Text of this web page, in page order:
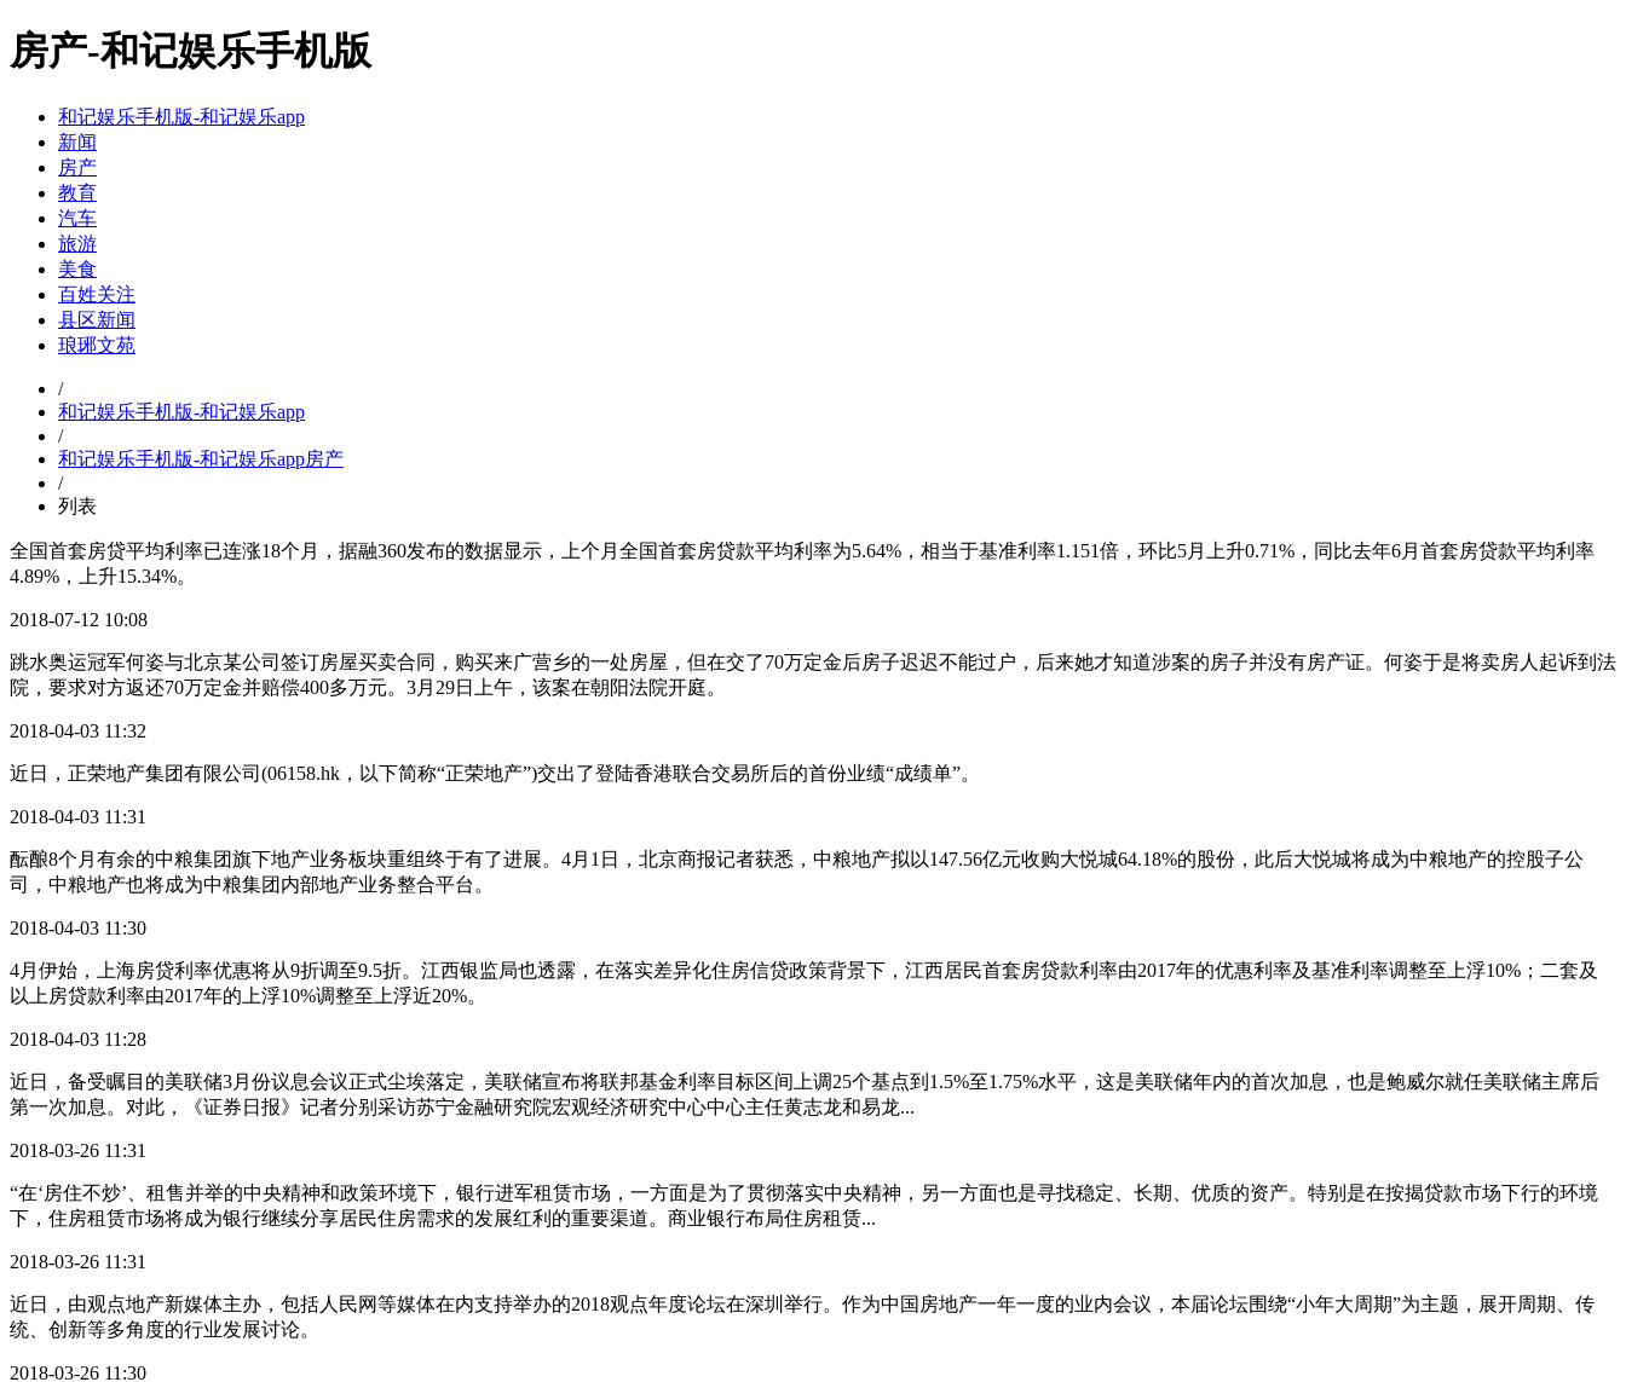
房产-和记娱乐手机版
和记娱乐手机版-和记娱乐app
新闻
房产
教育
汽车
旅游
美食
百姓关注
县区新闻
琅琊文苑
/
和记娱乐手机版-和记娱乐app
/
和记娱乐手机版-和记娱乐app房产
/
列表
全国首套房贷平均利率已连涨18个月，据融360发布的数据显示，上个月全国首套房贷款平均利率为5.64%，相当于基准利率1.151倍，环比5月上升0.71%，同比去年6月首套房贷款平均利率
4.89%，上升15.34%。
2018-07-12 10:08
跳水奥运冠军何姿与北京某公司签订房屋买卖合同，购买来广营乡的一处房屋，但在交了70万定金后房子迟迟不能过户，后来她才知道涉案的房子并没有房产证。何姿于是将卖房人起诉到法
院，要求对方返还70万定金并赔偿400多万元。3月29日上午，该案在朝阳法院开庭。
2018-04-03 11:32
近日，正荣地产集团有限公司(06158.hk，以下简称“正荣地产”)交出了登陆香港联合交易所后的首份业绩“成绩单”。
2018-04-03 11:31
酝酿8个月有余的中粮集团旗下地产业务板块重组终于有了进展。4月1日，北京商报记者获悉，中粮地产拟以147.56亿元收购大悦城64.18%的股份，此后大悦城将成为中粮地产的控股子公
司，中粮地产也将成为中粮集团内部地产业务整合平台。
2018-04-03 11:30
4月伊始，上海房贷利率优惠将从9折调至9.5折。江西银监局也透露，在落实差异化住房信贷政策背景下，江西居民首套房贷款利率由2017年的优惠利率及基准利率调整至上浮10%；二套及
以上房贷款利率由2017年的上浮10%调整至上浮近20%。
2018-04-03 11:28
近日，备受瞩目的美联储3月份议息会议正式尘埃落定，美联储宣布将联邦基金利率目标区间上调25个基点到1.5%至1.75%水平，这是美联储年内的首次加息，也是鲍威尔就任美联储主席后
第一次加息。对此，《证券日报》记者分别采访苏宁金融研究院宏观经济研究中心中心主任黄志龙和易龙...
2018-03-26 11:31
“在‘房住不炒’、租售并举的中央精神和政策环境下，银行进军租赁市场，一方面是为了贯彻落实中央精神，另一方面也是寻找稳定、长期、优质的资产。特别是在按揭贷款市场下行的环境
下，住房租赁市场将成为银行继续分享居民住房需求的发展红利的重要渠道。商业银行布局住房租赁...
2018-03-26 11:31
近日，由观点地产新媒体主办，包括人民网等媒体在内支持举办的2018观点年度论坛在深圳举行。作为中国房地产一年一度的业内会议，本届论坛围绕“小年大周期”为主题，展开周期、传
统、创新等多角度的行业发展讨论。
2018-03-26 11:30